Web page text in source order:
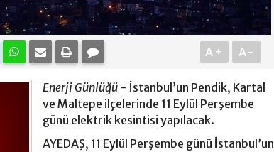
A+ A-
Enerji Günlüğü - İstanbul’un Pendik, Kartal
ve Maltepe ilçelerinde 11 Eylül Perşembe
günü elektrik kesintisi yapılacak.
AYEDAŞ, 11 Eylül Perşembe günü İstanbul’un